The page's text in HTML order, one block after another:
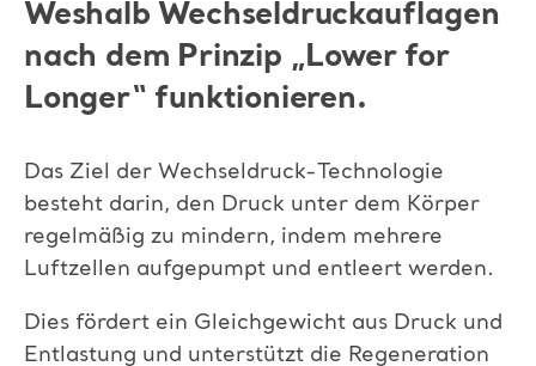
Weshalb Wechseldruckauflagen
nach dem Prinzip „Lower for
Longer“ funktionieren.
Das Ziel der Wechseldruck-Technologie
besteht darin, den Druck unter dem Körper
regelmäßig zu mindern, indem mehrere
Luftzellen aufgepumpt und entleert werden.
Dies fördert ein Gleichgewicht aus Druck und
Entlastung und unterstützt die Regeneration